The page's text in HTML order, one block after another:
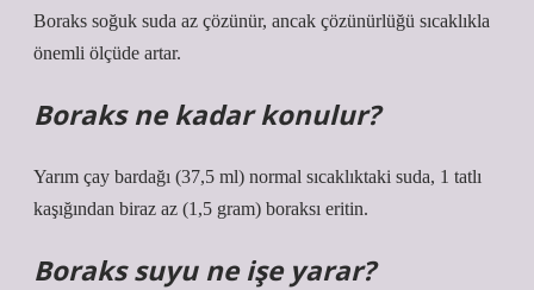
Boraks soğuk suda az çözünür, ancak çözünürlüğü sıcaklıkla
önemli ölçüde artar.
Boraks ne kadar konulur?
Yarım çay bardağı (37,5 ml) normal sıcaklıktaki suda, 1 tatlı
kaşığından biraz az (1,5 gram) boraksı eritin.
Boraks suyu ne işe yarar?